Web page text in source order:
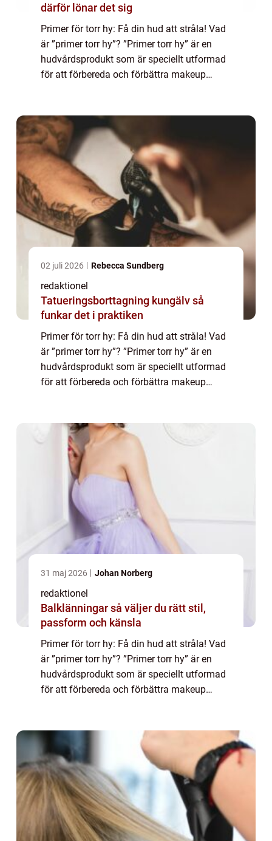
därför lönar det sig
Primer för torr hy: Få din hud att stråla! Vad
är ”primer torr hy”? ”Primer torr hy” är en
hudvårdsprodukt som är speciellt utformad
för att förbereda och förbättra makeup
02 juli 2026 Rebecca Sundberg
redaktionel
Tatueringsborttagning kungälv så
funkar det i praktiken
Primer för torr hy: Få din hud att stråla! Vad
är ”primer torr hy”? ”Primer torr hy” är en
hudvårdsprodukt som är speciellt utformad
för att förbereda och förbättra makeup
31 maj 2026 Johan Norberg
redaktionel
Balklänningar så väljer du rätt stil,
passform och känsla
Primer för torr hy: Få din hud att stråla! Vad
är ”primer torr hy”? ”Primer torr hy” är en
hudvårdsprodukt som är speciellt utformad
för att förbereda och förbättra makeup